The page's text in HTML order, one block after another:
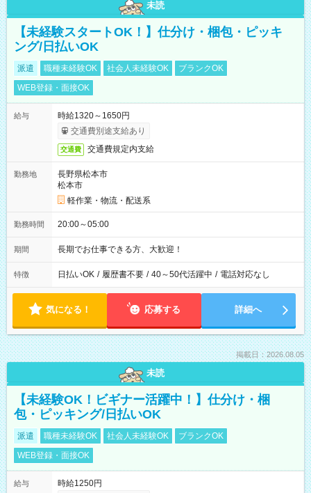
未読
【未経験スタートOK！】仕分け・梱包・ピッキ
ング/日払いOK
派遣 職種未経験OK 社会人未経験OK
ブランクOK
WEB登録・面接OK
給与
時給1320～1650円
交通費別途支給あり
交通費 交通費規定内支給
勤務地
長野県松本市
松本市
軽作業・物流・配送系
勤務時間 20:00～05:00
期間 長期でお仕事できる方、大歓迎！
特徴 日払いOK / 履歴書不要 / 40～50代活躍中 / 電話対応なし
気になる！ 応募する 詳細へ
掲載日：2026.08.05
未読
【未経験OK！ビギナー活躍中！】仕分け・梱
包・ピッキング/日払いOK
派遣 職種未経験OK 社会人未経験OK
ブランクOK
WEB登録・面接OK
給与
時給1250円